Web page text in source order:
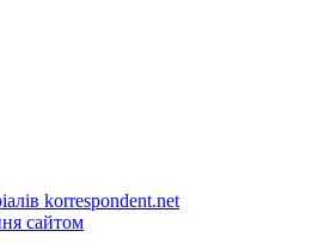
korrespondent.net
сайтом